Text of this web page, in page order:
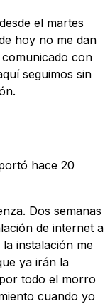
el martes
hoy no me dan
con
seguimos sin
hace 20
Dos semanas
de internet a
la instalación me
ya irán la
todo el morro
cuando yo